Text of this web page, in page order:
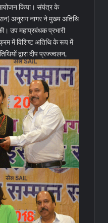
आयोजन किया। संयंत्र के
अनुराग नागर ने मुख्य अतिथि
उप महाप्रबंधक प्रभारी
में विशिष्ट अतिथि के रूप में
द्वारा दीप प्रज्ज्वलन,